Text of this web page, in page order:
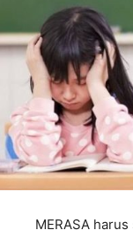
MERASA